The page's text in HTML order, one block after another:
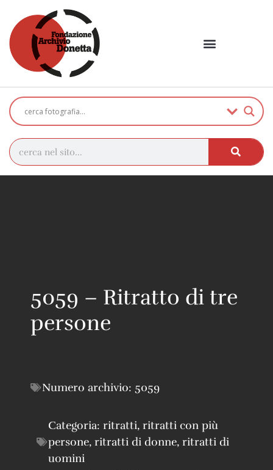
5059 – Ritratto di tre
persone
Numero archivio: 5059
Categoria: ritratti, ritratti con più
persone, ritratti di donne, ritratti di
uomini